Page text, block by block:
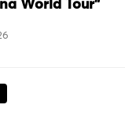
World Tour”